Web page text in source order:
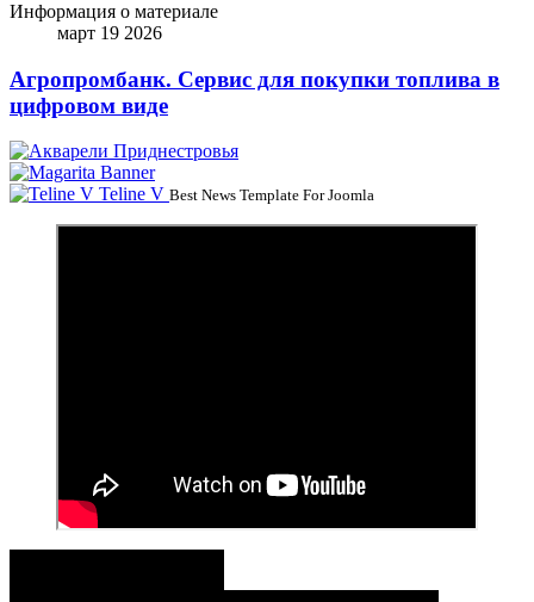
Информация о материале
март 19 2026
Агропромбанк. Сервис для покупки топлива в
цифровом виде
Teline V Best News Template For Joomla